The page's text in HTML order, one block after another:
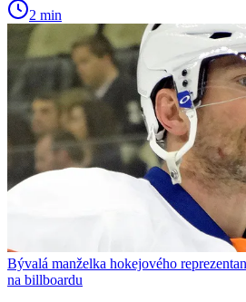
2 min
Bývalá manželka hokejového
na billboardu